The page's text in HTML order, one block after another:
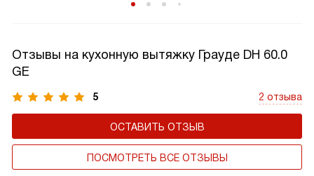
всасывания.
Отзывы на кухонную вытяжку Грауде DH 60.0
GE
5 2 отзыва
ОСТАВИТЬ ОТЗЫВ
ПОСМОТРЕТЬ ВСЕ ОТЗЫВЫ